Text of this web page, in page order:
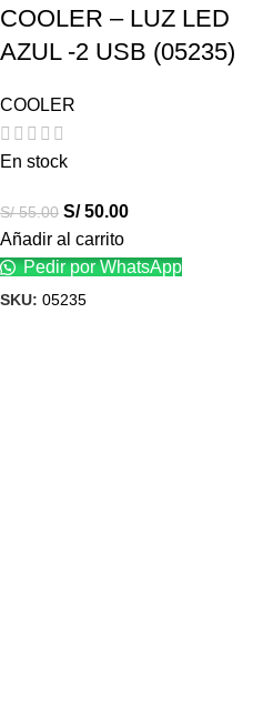
COOLER – LUZ LED
AZUL -2 USB (05235)
COOLER
En stock
S/55.00 S/50.00
Añadir al carrito
Pedir por WhatsApp
SKU: 05235